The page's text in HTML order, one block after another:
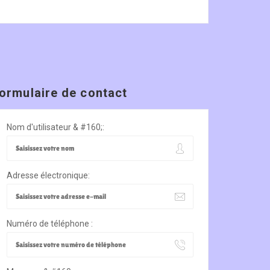
de contact
Nom d'utilisateur & #160;:
Adresse électronique:
Numéro de téléphone :